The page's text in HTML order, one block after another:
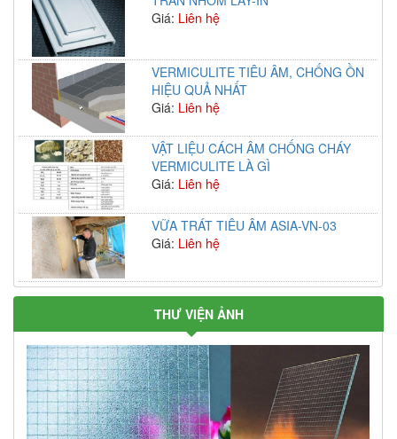
Giá: Liên hệ
VERMICULITE TIÊU ÂM, CHỐNG ỒN
HIỆU QUẢ NHẤT
Giá: Liên hệ
VẬT LIỆU CÁCH ÂM CHỐNG CHÁY
VERMICULITE LÀ GÌ
Giá: Liên hệ
VỮA TRÁT TIÊU ÂM ASIA-VN-03
Giá: Liên hệ
THƯ VIỆN ẢNH